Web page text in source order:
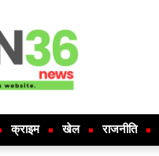
क्राइम खेल राजनीति